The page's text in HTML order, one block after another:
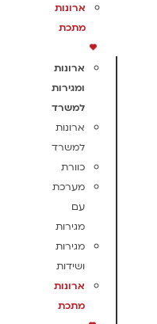
ארונות
מתכת
ארונות
ומגירות
למשרד
ארונות
למשרד
כוורת
מערכת
עם
מגירות
מגירות
ושידות
ארונות
מתכת